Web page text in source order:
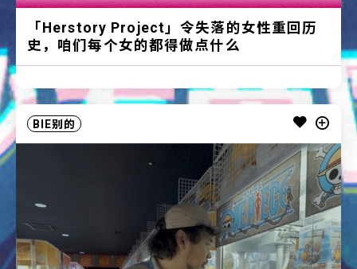
「Herstory Project」令失落的女性重回历
史，咱们每个女的都得做点什么
BIE别的